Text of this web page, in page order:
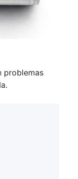
problemas